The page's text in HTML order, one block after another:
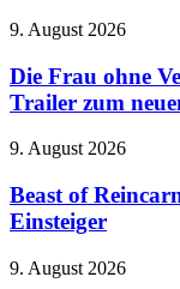
Die
ohne
Vergangenheit:
Netflix
ersten
zum
neuen
9. August 2026
Die Frau ohne
Trailer zum
Beast
Reincarnation:
Die
besten
für
9. August 2026
Beast of
Einsteiger
iPhones
9. August 2026